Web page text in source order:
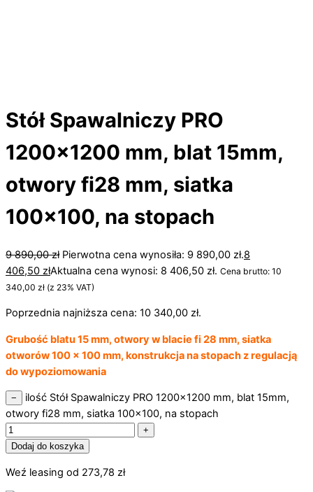
Stół Spawalniczy PRO
1200×1200 mm, blat 15mm,
otwory fi28 mm, siatka
100×100, na stopach
9 890,00zł Pierwotna cena wynosiła: 9 890,00 zł.8
406,50 złAktualna cena wynosi: 8 406,50 zł. Cena brutto: 10
340,00 zł (z 23% VAT)
Poprzednia najniższa cena: 10 340,00 zł.
Grubość blatu 15 mm, otwory w blacie fi 28 mm, siatka
otworów 100 x 100 mm, konstrukcja na stopach z regulacją
do wypoziomowania
−
ilość Stół Spawalniczy PRO 1200x1200 mm, blat 15mm,
otwory fi28 mm, siatka 100x100, na stopach
+
Dodaj do koszyka
Weź leasing od 273,78 zł